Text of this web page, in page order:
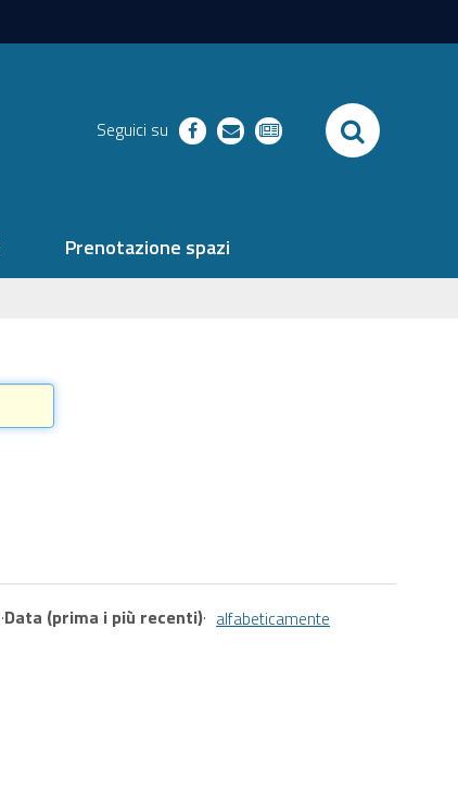
Seguici su facebookrichiestenewsletter SEARCH
Prenotazione spazi
·Data (prima i più recenti)· alfabeticamente